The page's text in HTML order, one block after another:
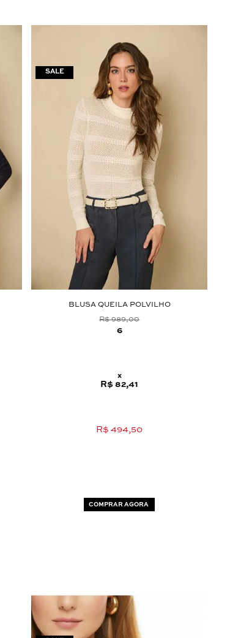
BLUSA QUEILA POLVILHO
R$ 989,00
6
x
R$ 82,41
R$ 494,50
COMPRAR AGORA